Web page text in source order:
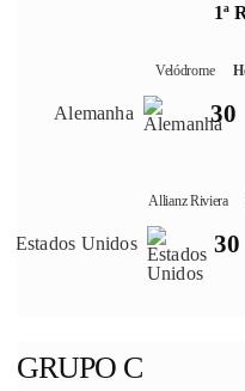
1ª
Velódrome
Alemanha 30
Allianz Riviera
Estados Unidos 30
GRUPO C